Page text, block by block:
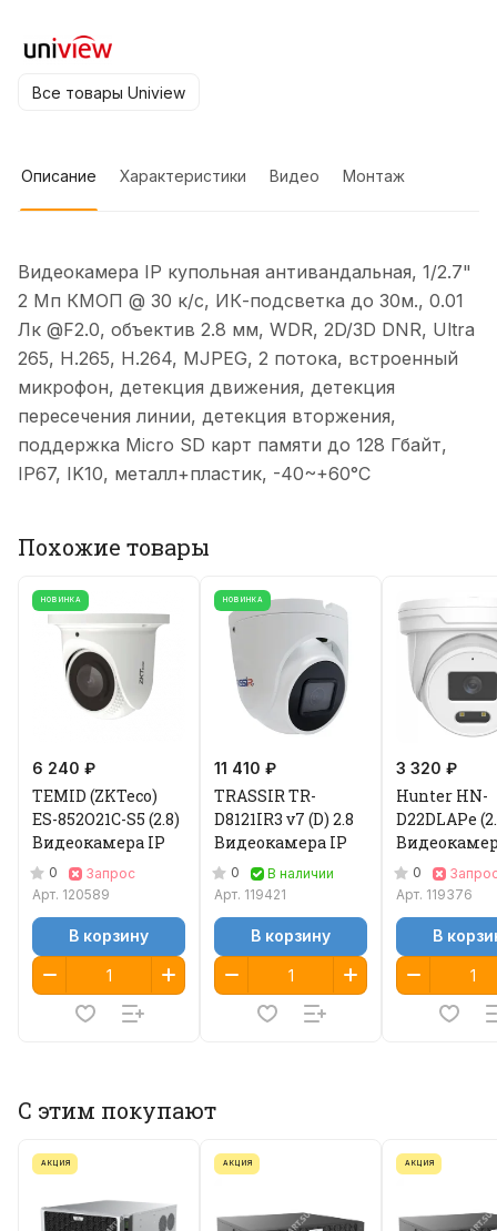
Все товары Uniview
Описание Характеристики Видео Монтаж
Видеокамера IP купольная антивандальная, 1/2.7"
2 Мп КМОП @ 30 к/с, ИК-подсветка до 30м., 0.01
Лк @F2.0, объектив 2.8 мм, WDR, 2D/3D DNR, Ultra
265, H.265, H.264, MJPEG, 2 потока, встроенный
микрофон, детекция движения, детекция
пересечения линии, детекция вторжения,
поддержка Micro SD карт памяти до 128 Гбайт,
IP67, IK10, металл+пластик, -40~+60°C
Похожие товары
НОВИНКА
6 240 ₽
TEMID (ZKTeco)
ES-852O21C-S5 (2.8)
Видеокамера IP
0
Запрос
Арт. 120589
В корзину
НОВИНКА
11 410 ₽
TRASSIR TR-
D8121IR3 v7 (D) 2.8
Видеокамера IP
0
В наличии
Арт. 119421
В корзину
3 320 ₽
Hunter HN-
D22DLAPe
0
Арт. 119376
В
С этим покупают
АКЦИЯ АКЦИЯ АКЦИЯ